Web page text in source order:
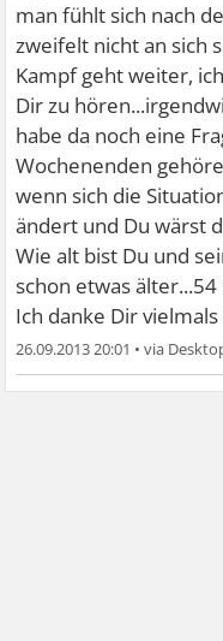
man fühlt sich nach
zweifelt nicht an sich
Kampf geht weiter,
Dir zu
habe da noch eine
Wochenenden
wenn sich die
ändert und Du wärst
Wie alt bist Du und
schon etwas
Ich danke Dir
26.09.2013 20:01 •